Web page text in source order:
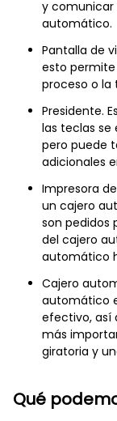
y comunicar
automático.
Pantalla de
esto permite
proceso o la
Presidente.
las teclas se
pero puede
adicionales
Impresora
un cajero
son pedidos
del cajero
automático
Cajero
automático
efectivo, así
más
giratoria y
Qué